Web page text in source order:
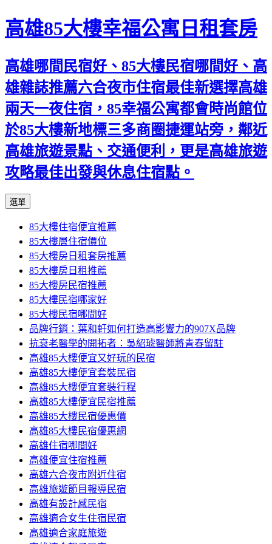
高雄85大樓幸福公寓日租套房
高雄哪間民宿好、85大樓民宿哪間好、高
雄雜誌推薦六合夜市住宿最佳新選擇高雄
兩天一夜住宿，85幸福公寓都會時尚館位
於85大樓新地標三多商圈捷運站旁，鄰近
高雄旅遊景點、交通便利，更是高雄旅遊
攻略最佳出發與休息住宿點。
選單
內
容
區
85大樓住宿便宜推薦
85大樓層住宿價位
85大樓房日租套房推薦
85大樓房日租推薦
85大樓房民宿推薦
85大樓民宿哪家好
85大樓民宿哪間好
品牌行銷：葉和軒如何打造高影響力的907X品牌
抗衰老醫學的開拓者：吳紹琥醫師將青春留駐
高雄85大樓便宜又好玩的民宿
高雄85大樓便宜套裝民宿
高雄85大樓便宜套裝行程
高雄85大樓便宜民宿推薦
高雄85大樓民宿優惠價
高雄85大樓民宿優惠網
高雄住宿哪間好
高雄便宜住宿推薦
高雄六合夜市附近住宿
高雄旅遊節目報導民宿
高雄有設計感民宿
高雄適合女生住宿民宿
高雄適合家庭旅遊